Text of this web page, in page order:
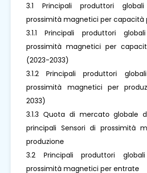
3.1 Principali produttori
prossimità magnetici per capacità
3.1.1 Principali produttori
prossimità magnetici per
(2023-2033)
3.1.2 Principali produttori
prossimità magnetici per
2033)
3.1.3 Quota di mercato globale
principali Sensori di prossimità
produzione
3.2 Principali produttori
prossimità magnetici per entrate